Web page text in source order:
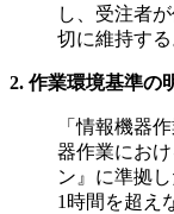
し、受注者
切に維持する
2. 作業環境基準の
「情報機器
器作業にお
ン』に準拠
1時間を超え